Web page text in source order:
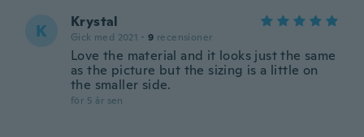
K Krystal
Gick med 2021 · 9 recensioner
Love the material and it looks just the same
as the picture but the sizing is a little on
the smaller side.
för 5 år sen